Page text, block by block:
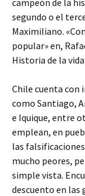
campeón de la
segundo o el
Maximiliano.
popular» en,
Historia de la
Chile cuenta
como Santiago,
e Iquique, entre
emplean, en
las
mucho peores,
simple vista.
descuento en las